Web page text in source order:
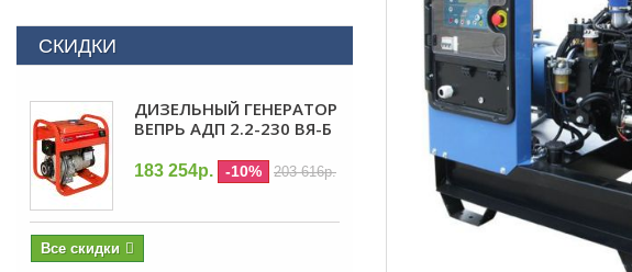
СКИДКИ
ДИЗЕЛЬНЫЙ ГЕНЕРАТОР
ВЕПРЬ АДП 2.2-230 ВЯ-Б
183 254р. -10% 203 616р.
Все скидки